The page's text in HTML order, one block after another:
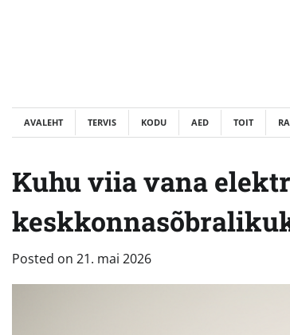
AVALEHT TERVIS KODU AED TOIT
Kuhu viia vana
Posted on 21. mai 2026